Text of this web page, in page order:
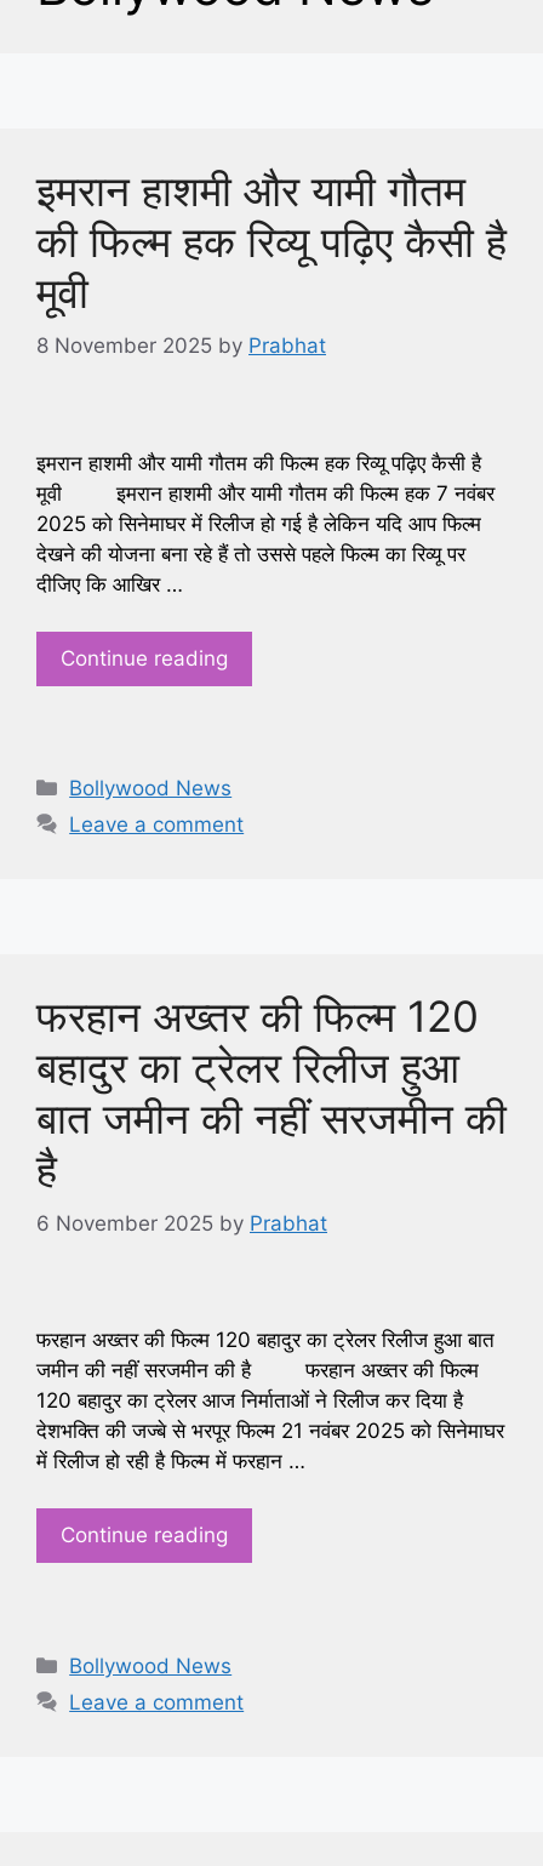
इमरान हाशमी और यामी गौतम
की फिल्म हक रिव्यू पढ़िए कैसी है
मूवी
8 November 2025 by Prabhat
इमरान हाशमी और यामी गौतम की फिल्म हक रिव्यू पढ़िए कैसी है
मूवी इमरान हाशमी और यामी गौतम की फिल्म हक 7 नवंबर
2025 को सिनेमाघर में रिलीज हो गई है लेकिन यदि आप फिल्म
देखने की योजना बना रहे हैं तो उससे पहले फिल्म का रिव्यू पर
दीजिए कि आखिर …
Continue reading
Categories
Bollywood News
Leave a comment
फरहान अख्तर की फिल्म 120
बहादुर का ट्रेलर रिलीज हुआ
बात जमीन की नहीं सरजमीन की
है
6 November 2025 by Prabhat
फरहान अख्तर की फिल्म 120 बहादुर का ट्रेलर रिलीज हुआ बात
जमीन की नहीं सरजमीन की है फरहान अख्तर की फिल्म
120 बहादुर का ट्रेलर आज निर्माताओं ने रिलीज कर दिया है
देशभक्ति की जज्बे से भरपूर फिल्म 21 नवंबर 2025 को सिनेमाघर
में रिलीज हो रही है फिल्म में फरहान …
Continue reading
Categories
Bollywood News
Leave a comment